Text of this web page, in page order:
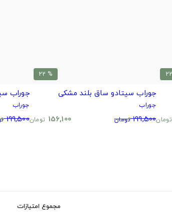
تومان
% 22
جوراب سیتادو ساق بلند مشکی
جوراب
199,500 تومان 156,100 تومان
جوراب
جوراب
199,500
مجموع امتیازات